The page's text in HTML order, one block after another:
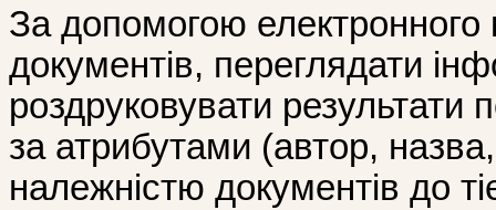
За допомогою
документів, переглядати
роздруковувати
за атрибутами (автор, назва,
належністю документів до